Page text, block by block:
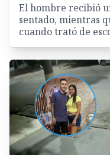
El hombre recibió
sentado, mientras
cuando trató de